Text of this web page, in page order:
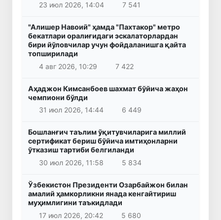
23 июл 2026, 14:04
7 541
"Алишер Навоий" ҳамда "Пахтакор" метро
бекатлари оралиғидаги эскалаторлардан
бири йўловчилар учун фойдаланишга қайта
топширилади
4 авг 2026, 10:29
7 422
Аҳаджон Кимсанбоев шахмат бўйича жаҳон
чемпиони бўлди
31 июл 2026, 14:44
6 449
Бошланғич таълим ўқитувчиларига миллий
сертификат бериш бўйича имтиҳонларни
ўтказиш тартиби белгиланди
30 июл 2026, 11:58
5 834
Ўзбекистон Президенти Озарбайжон билан
амалий ҳамкорликни янада кенгайтириш
муҳимлигини таъкидлади
17 июл 2026, 20:42
5 680